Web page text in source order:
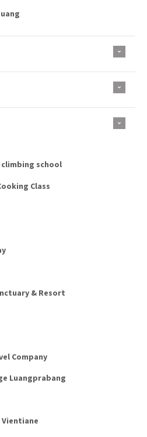
climbing school
Class
& Resort
Company
Luangprabang
Vientiane